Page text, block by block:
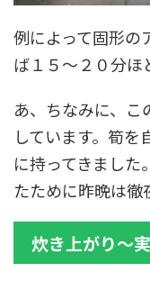
例によって固形の
ば１５～２０分ほ
あ、ちなみに、
しています。筍
に持ってきました
たために昨晩は
炊き上がり～